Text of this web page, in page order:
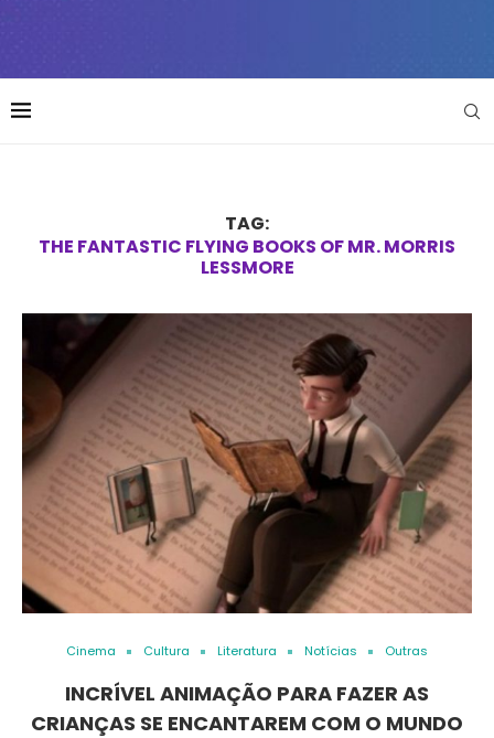
TAG:
THE FANTASTIC FLYING BOOKS OF MR. MORRIS
LESSMORE
Cinema Cultura Literatura Notícias Outras
INCRÍVEL ANIMAÇÃO PARA FAZER AS
CRIANÇAS SE ENCANTAREM COM O MUNDO